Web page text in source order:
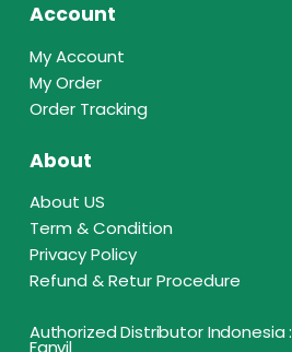
Account
My Account
My Order
Order Tracking
About
About US
Term & Condition
Privacy Policy
Refund & Retur Procedure
Authorized Distributor Indonesia :
Fanvil